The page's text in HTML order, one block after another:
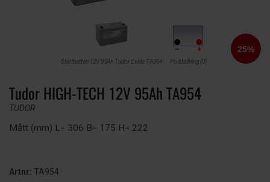
Startbatteri 12V 95Ah Tudor Exide TA954 Polställning (0)
Tudor HIGH-TECH 12V 95Ah TA954
TUDOR
Mått (mm) L= 306 B= 175 H= 222
Artnr: TA954